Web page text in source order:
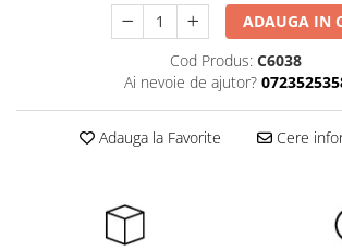
Pantaloni scurti
ADAUGA IN
Cod Produs: C6038
Ai nevoie de ajutor?
Adauga la Favorite Cere